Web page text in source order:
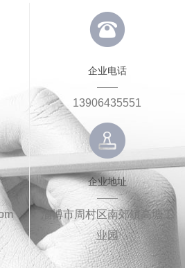
企业电话
13906435551
企业地址
淄博市周村区南郊镇高塘工
业园